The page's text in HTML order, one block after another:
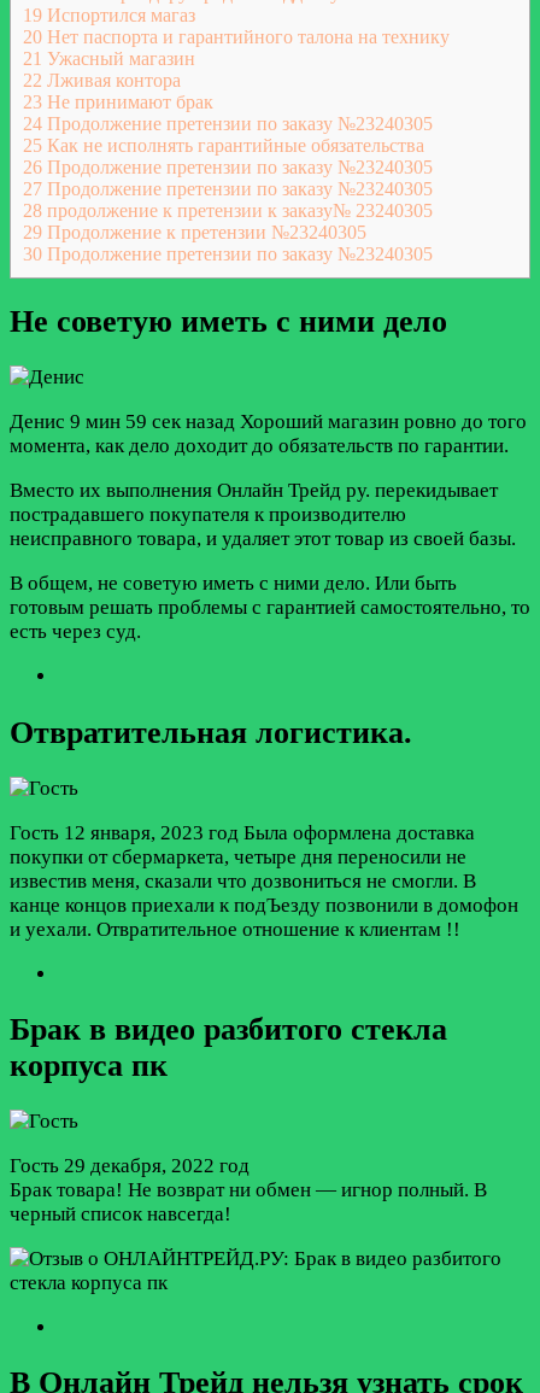
19 Испортился магаз
20 Нет паспорта и гарантийного талона на технику
21 Ужасный магазин
22 Лживая контора
23 Не принимают брак
24 Продолжение претензии по заказу №23240305
25 Как не исполнять гарантийные обязательства
26 Продолжение претензии по заказу №23240305
27 Продолжение претензии по заказу №23240305
28 продолжение к претензии к заказу№ 23240305
29 Продолжение к претензии №23240305
30 Продолжение претензии по заказу №23240305
Не советую иметь с ними дело
Денис 9 мин 59 сек назад Хороший магазин ровно до того
момента, как дело доходит до обязательств по гарантии.
Вместо их выполнения Онлайн Трейд ру. перекидывает
пострадавшего покупателя к производителю
неисправного товара, и удаляет этот товар из своей базы.
В общем, не советую иметь с ними дело. Или быть
готовым решать проблемы с гарантией самостоятельно, то
есть через суд.
Отвратительная логистика.
Гость 12 января, 2023 год Была оформлена доставка
покупки от сбермаркета, четыре дня переносили не
известив меня, сказали что дозвониться не смогли. В
канце концов приехали к подЪезду позвонили в домофон
и уехали. Отвратительное отношение к клиентам !!
Брак в видео разбитого стекла
корпуса пк
Гость 29 декабря, 2022 год
Брак товара! Не возврат ни обмен — игнор полный. В
черный список навсегда!
В Онлайн Трейд нельзя узнать срок